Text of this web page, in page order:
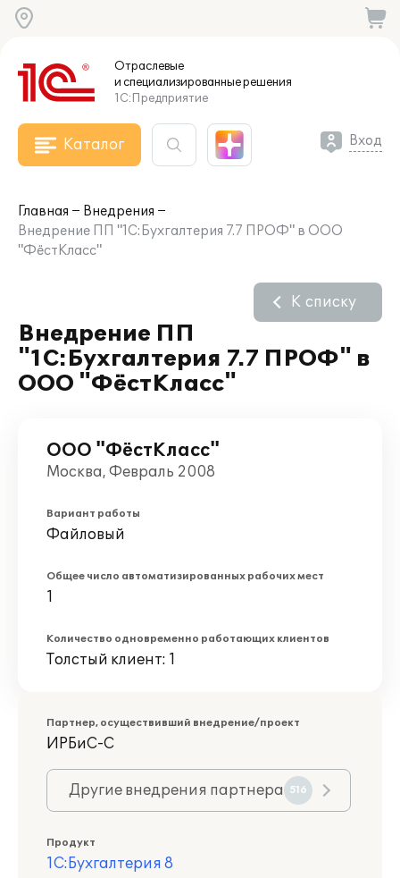
Отраслевые
и специализированныерешения
1С:Предприятие
Каталог Вход
Главная
Внедрения
Внедрение ПП "1С:Бухгалтерия 7.7 ПРОФ" в ООО
"ФёстКласс"
Внедрение ПП
"1С:Бухгалтерия 7.7 ПРОФ" в
ООО "ФёстКласс"
К списку
ООО "ФёстКласс"
Москва, Февраль 2008
Вариант работы
Файловый
Общее число автоматизированных рабочих мест
1
Количество одновременно работающих клиентов
Толстый клиент: 1
Партнер, осуществивший внедрение/проект
ИРБиС-С
Другие внедрения партнера 516
Продукт
1С:Бухгалтерия 8